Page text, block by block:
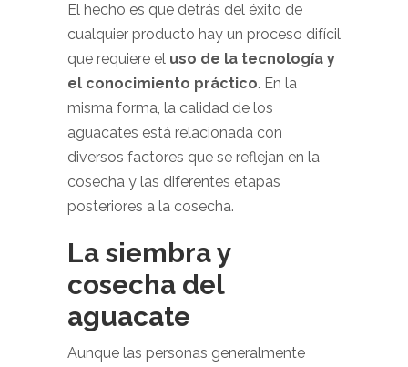
El hecho es que detrás del éxito de
cualquier producto hay un proceso difícil
que requiere el uso de la tecnología y
el conocimiento práctico. En la
misma forma, la calidad de los
aguacates está relacionada con
diversos factores que se reflejan en la
cosecha y las diferentes etapas
posteriores a la cosecha.
La siembra y
cosecha del
aguacate
Aunque las personas generalmente